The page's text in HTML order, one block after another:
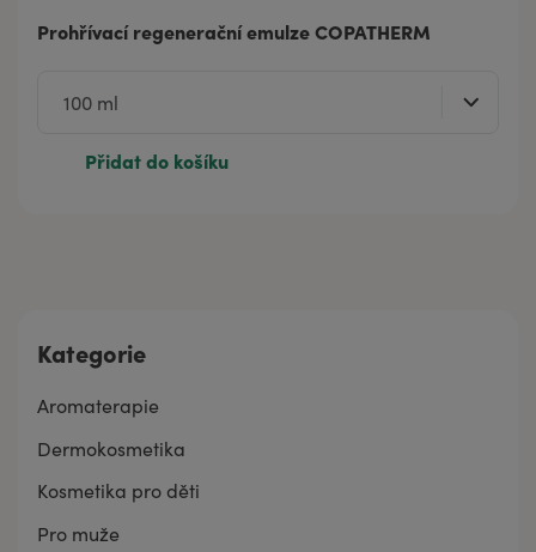
Prohřívací regenerační emulze COPATHERM
Přidat do košíku
Kategorie
Aromaterapie
Dermokosmetika
Kosmetika pro děti
Pro muže